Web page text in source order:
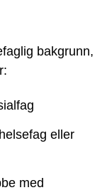
bakgrunn,
eller
med